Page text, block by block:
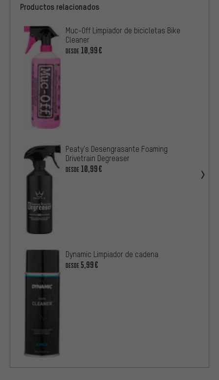
Productos relacionados
Muc-Off Limpiador de bicicletas Bike
Cleaner
DESDE 10,99€
Peaty's Desengrasante Foaming
Drivetrain Degreaser
DESDE 10,99€
Dynamic Limpiador de cadena
DESDE 5,99€